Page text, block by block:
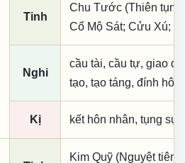
Tinh
Chu Tước (Thiên
Cổ Mộ Sát; Cửu Xú;
Nghi
cầu tài, cầu tự, giao
tạo, tạo táng, đính hôn
Kị kết hôn nhân, tụng sự
Kim Quỹ (Nguyệt